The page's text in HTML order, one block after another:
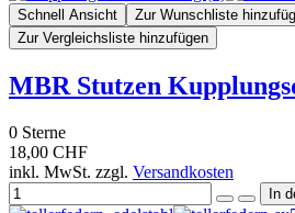
Schnell Ansicht
Zur Wunschliste
Zur Vergleichsliste hinzufügen
MBR Stutzen
0 Sterne
18,00 CHF
inkl. MwSt. zzgl. Versandkosten